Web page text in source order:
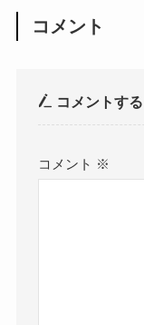
コメント
コメントする
コメント ※